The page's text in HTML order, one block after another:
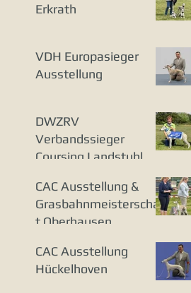
Erkrath
VDH Europasieger
Ausstellung
DWZRV
Verbandssieger
Coursing Landstuhl
CAC Ausstellung &
Grasbahnmeisterschaf
t Oberhausen
CAC Ausstellung
Hückelhoven